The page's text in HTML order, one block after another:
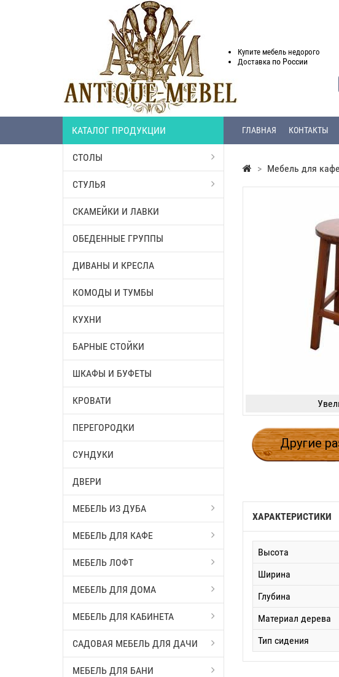
Купите мебель недорого
Доставка по России
КАТАЛОГ ПРОДУКЦИИ ГЛАВНАЯ КОНТАКТЫ
СТОЛЫ
СТУЛЬЯ
СКАМЕЙКИ И ЛАВКИ
ОБЕДЕННЫЕ ГРУППЫ
ДИВАНЫ И КРЕСЛА
КОМОДЫ И ТУМБЫ
КУХНИ
БАРНЫЕ СТОЙКИ
ШКАФЫ И БУФЕТЫ
КРОВАТИ
ПЕРЕГОРОДКИ
СУНДУКИ
ДВЕРИ
МЕБЕЛЬ ИЗ ДУБА
МЕБЕЛЬ ДЛЯ КАФЕ
МЕБЕЛЬ ЛОФТ
МЕБЕЛЬ ДЛЯ ДОМА
МЕБЕЛЬ ДЛЯ КАБИНЕТА
САДОВАЯ МЕБЕЛЬ ДЛЯ ДАЧИ
МЕБЕЛЬ ДЛЯ БАНИ
> Мебель для кафе
Другие
ХАРАКТЕРИСТИКИ
Высота
Ширина
Глубина
Материал дерева
Тип сидения